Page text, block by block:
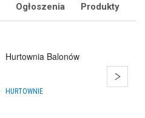
Ogłoszenia Produkty
Hurtownia Animatora
HURTOWNIE